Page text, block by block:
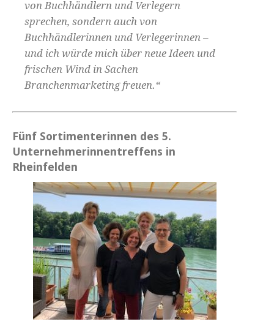
von Buchhändlern und Verlegern
sprechen, sondern auch von
Buchhändlerinnen und Verlegerinnen –
und ich würde mich über neue Ideen und
frischen Wind in Sachen
Branchenmarketing freuen.“
Fünf Sortimenterinnen des 5.
Unternehmerinnentreffens in
Rheinfelden